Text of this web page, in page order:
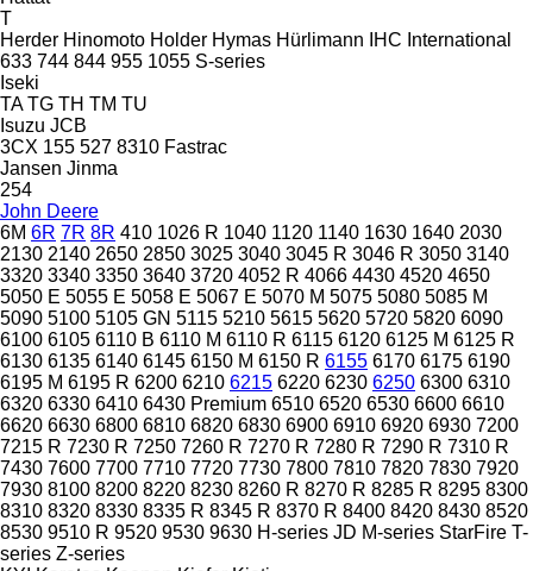
T
Herder Hinomoto Holder Hymas Hürlimann IHC International
633 744 844 955 1055 S-series
Iseki
TA TG TH TM TU
Isuzu JCB
3CX 155 527 8310 Fastrac
Jansen Jinma
254
John Deere
6M 6R 7R 8R 410 1026 R 1040 1120 1140 1630 1640 2030
2130 2140 2650 2850 3025 3040 3045 R 3046 R 3050 3140
3320 3340 3350 3640 3720 4052 R 4066 4430 4520 4650
5050 E 5055 E 5058 E 5067 E 5070 M 5075 5080 5085 M
5090 5100 5105 GN 5115 5210 5615 5620 5720 5820 6090
6100 6105 6110 B 6110 M 6110 R 6115 6120 6125 M 6125 R
6130 6135 6140 6145 6150 M 6150 R 6155 6170 6175 6190
6195 M 6195 R 6200 6210 6215 6220 6230 6250 6300 6310
6320 6330 6410 6430 Premium 6510 6520 6530 6600 6610
6620 6630 6800 6810 6820 6830 6900 6910 6920 6930 7200
7215 R 7230 R 7250 7260 R 7270 R 7280 R 7290 R 7310 R
7430 7600 7700 7710 7720 7730 7800 7810 7820 7830 7920
7930 8100 8200 8220 8230 8260 R 8270 R 8285 R 8295 8300
8310 8320 8330 8335 R 8345 R 8370 R 8400 8420 8430 8520
8530 9510 R 9520 9530 9630 H-series JD M-series StarFire T-
series Z-series